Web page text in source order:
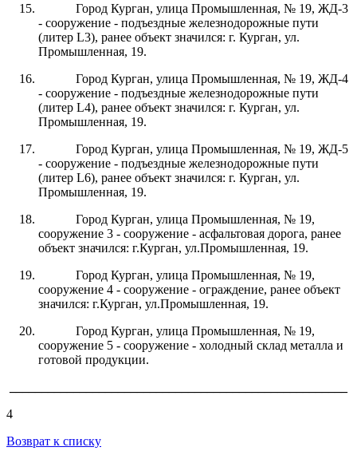
Город Курган, улица Промышленная, № 19, ЖД-3
- сооружение - подъездные железнодорожные пути
(литер L3), ранее объект значился: г. Курган, ул.
Промышленная, 19.
Город Курган, улица Промышленная, № 19, ЖД-4
- сооружение - подъездные железнодорожные пути
(литер L4), ранее объект значился: г. Курган, ул.
Промышленная, 19.
Город Курган, улица Промышленная, № 19, ЖД-5
- сооружение - подъездные железнодорожные пути
(литер L6), ранее объект значился: г. Курган, ул.
Промышленная, 19.
Город Курган, улица Промышленная, № 19,
сооружение 3 - сооружение - асфальтовая дорога, ранее
объект значился: г.Курган, ул.Промышленная, 19.
Город Курган, улица Промышленная, № 19,
сооружение 4 - сооружение - ограждение, ранее объект
значился: г.Курган, ул.Промышленная, 19.
Город Курган, улица Промышленная, № 19,
сооружение 5 - сооружение - холодный склад металла и
готовой продукции.
4
Возврат к списку